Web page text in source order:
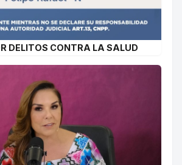
DELITOS CONTRA LA SALUD